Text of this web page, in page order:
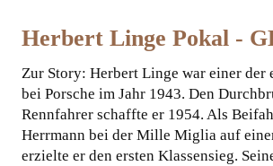
Herbert Linge Pokal -
Zur Story: Herbert Linge war einer der
bei Porsche im Jahr 1943. Den
Rennfahrer schaffte er 1954. Als
Herrmann bei der Mille Miglia auf
erzielte er den ersten Klassensieg.